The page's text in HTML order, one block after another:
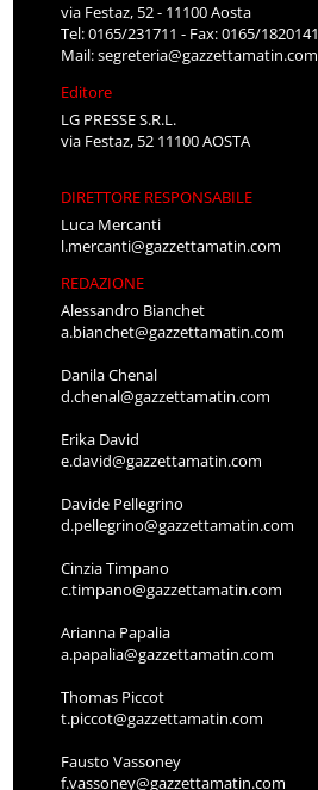
via Festaz, 52 - 11100 Aosta
Tel: 0165/231711 - Fax: 0165/1820141
Mail:segreteria@gazzettamatin.com
Editore
LG PRESSE S.R.L.
via Festaz, 52 11100 AOSTA
DIRETTORE RESPONSABILE
Luca Mercanti
l.mercanti@gazzettamatin.com
REDAZIONE
Alessandro Bianchet
a.bianchet@gazzettamatin.com
Danila Chenal
d.chenal@gazzettamatin.com
Erika David
e.david@gazzettamatin.com
Davide Pellegrino
d.pellegrino@gazzettamatin.com
Cinzia Timpano
c.timpano@gazzettamatin.com
Arianna Papalia
a.papalia@gazzettamatin.com
Thomas Piccot
t.piccot@gazzettamatin.com
Fausto Vassoney
f.vassoney@gazzettamatin.com